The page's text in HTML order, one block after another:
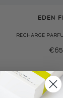
EDEN
RECHARGE